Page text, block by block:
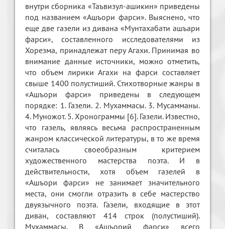
внутри сборника «Таъвизул-ашикин» приведены
под названием «Ашъори фарси». Выяснено, что
еще две газели из дивана «Мунтахабати ашъари
фарси», составленного исследователями из
Хорезма, принадлежат перу Агахи. Принимая во
внимание данные источники, можно отметить,
что объем лирики Агахи на фарси составляет
свыше 1400 полустиший. Стихотворные жанры в
«Ашъори фарси» приведены в следующем
порядке: 1. Газели. 2. Мухаммасы. 3. Мусамманы.
4. Муножот. 5. Хронограммы [6]. Газели. Известно,
что газель, являясь весьма распространенным
жанром классической литературы, в то же время
считалась своеобразным критерием
художественного мастерства поэта. И в
действительности, хотя объем газелей в
«Ашъори фарси» не занимает значительного
места, они смогли отразить в себе мастерство
двуязычного поэта. Газели, входящие в этот
диван, составляют 414 строк (полустиший).
Мухаммасы. В «Ашъорий фарси» всего